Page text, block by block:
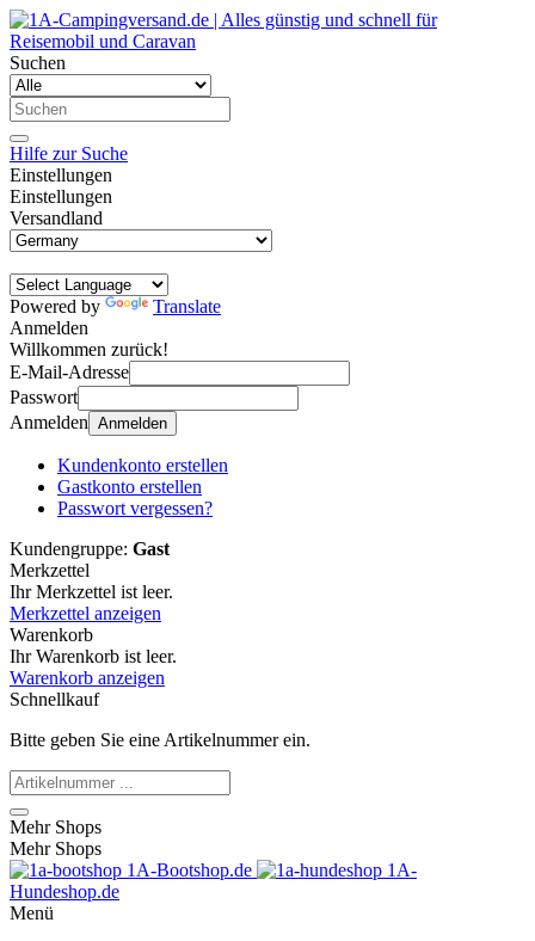
Suchen
Hilfe zur Suche
Einstellungen
Einstellungen
Versandland
Powered by
Translate
Anmelden
Willkommen zurück!
E-Mail-Adresse
Passwort
Anmelden Anmelden
Kundenkonto erstellen
Gastkonto erstellen
Passwort vergessen?
Kundengruppe: Gast
Merkzettel
Ihr Merkzettel ist leer.
Merkzettel anzeigen
Warenkorb
Ihr Warenkorb ist leer.
Warenkorb anzeigen
Schnellkauf
Bitte geben Sie eine Artikelnummer ein.
Mehr Shops
Mehr Shops
1A-Bootshop.de
1A-
Hundeshop.de
Menü